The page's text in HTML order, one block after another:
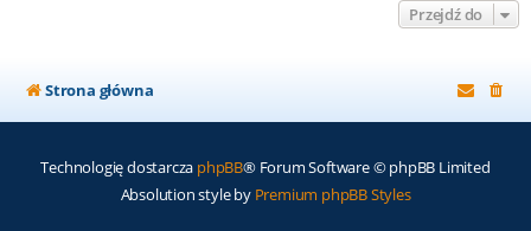
Przejdź do
Strona główna
Technologię dostarcza phpBB® Forum Software © phpBB Limited
Absolution style by Premium phpBB Styles